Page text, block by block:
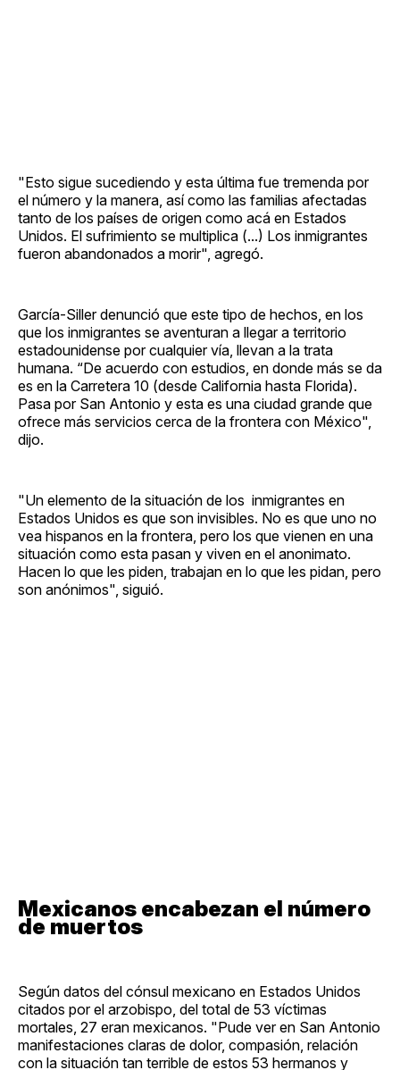
"Esto sigue sucediendo y esta última fue tremenda por
el número y la manera, así como las familias afectadas
tanto de los países de origen como acá en Estados
Unidos. El sufrimiento se multiplica (...) Los inmigrantes
fueron abandonados a morir", agregó.
García-Siller denunció que este tipo de hechos, en los
que los inmigrantes se aventuran a llegar a territorio
estadounidense por cualquier vía, llevan a la trata
humana. “De acuerdo con estudios, en donde más se da
es en la Carretera 10 (desde California hasta Florida).
Pasa por San Antonio y esta es una ciudad grande que
ofrece más servicios cerca de la frontera con México",
dijo.
"Un elemento de la situación de los inmigrantes en
Estados Unidos es que son invisibles. No es que uno no
vea hispanos en la frontera, pero los que vienen en una
situación como esta pasan y viven en el anonimato.
Hacen lo que les piden, trabajan en lo que les pidan, pero
son anónimos", siguió.
Mexicanos encabezan el número
de muertos
Según datos del cónsul mexicano en Estados Unidos
citados por el arzobispo, del total de 53 víctimas
mortales, 27 eran mexicanos. "Pude ver en San Antonio
manifestaciones claras de dolor, compasión, relación
con la situación tan terrible de estos 53 hermanos y